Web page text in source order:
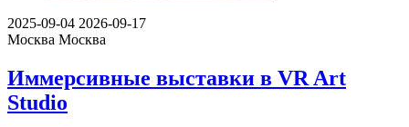
2025-09-04 2026-09-17
Москва Москва
Иммерсивные выставки в VR Art
Studio